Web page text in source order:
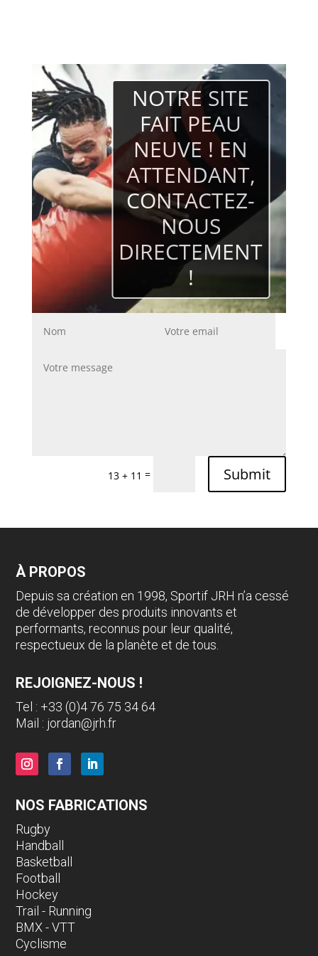
NOTRE SITE
FAIT PEAU
NEUVE ! EN
ATTENDANT,
CONTACTEZ-
NOUS
DIRECTEMENT
!
13 + 11 = Submit
À PROPOS
Depuis sa création en 1998, Sportif JRH n’a cessé
de développer des produits innovants et
performants, reconnus pour leur qualité,
respectueux de la planète et de tous.
REJOIGNEZ-NOUS !
Tel : +33 (0)4 76 75 34 64
Mail : jordan@jrh.fr
NOS FABRICATIONS
Rugby
Handball
Basketball
Football
Hockey
Trail - Running
BMX - VTT
Cyclisme